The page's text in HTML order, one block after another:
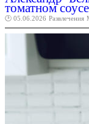
томатном соусе
🕑 05.06.2026 Развлечения